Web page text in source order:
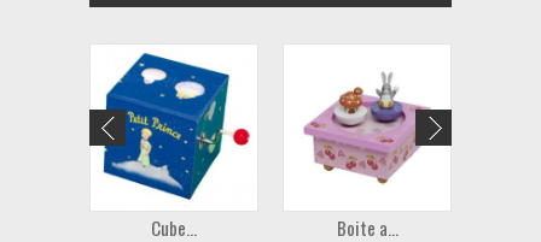
Cube... Boite a...